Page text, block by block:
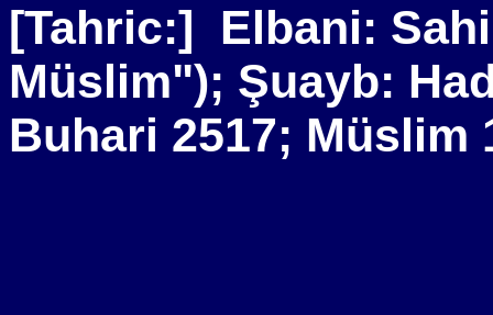
[Tahric:] Elbani:
Müslim"); Şuayb:
Buhari 2517; Müslim